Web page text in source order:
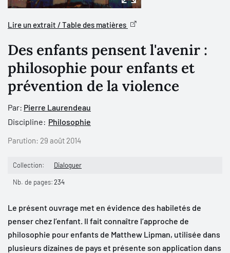
Lire un extrait / Table des matières
Des enfants pensent l'avenir :
philosophie pour enfants et
prévention de la violence
Par: Pierre Laurendeau
Discipline: Philosophie
Parution: 29 août 2014
Collection: Dialoguer
Nb. de pages:234
Le présent ouvrage met en évidence des habiletés de
penser chez l’enfant. Il fait connaître l’approche de
philosophie pour enfants de Matthew Lipman, utilisée dans
plusieurs dizaines de pays et présente son application dans